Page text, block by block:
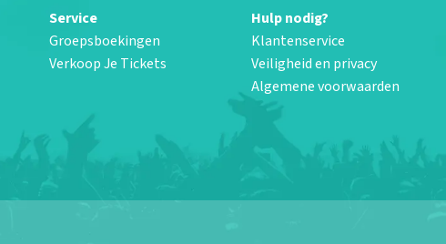
Service
Groepsboekingen
Verkoop Je Tickets
Hulp nodig?
Klantenservice
Veiligheid en privacy
Algemene voorwaarden